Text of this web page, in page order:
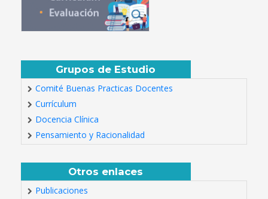
Grupos de Estudio
Comité Buenas Practicas Docentes
Currículum
Docencia Clínica
Pensamiento y Racionalidad
Otros enlaces
Publicaciones